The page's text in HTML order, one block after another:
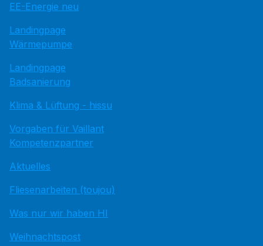
EE-Energie neu
Landingpage
Wärmepumpe
Landingpage
Badsanierung
Klima & Lüftung - hissu
Vorgaben für Vaillant
Kompetenzpartner
Aktuelles
Fliesenarbeiten (toujou)
Was nur wir haben HI
Weihnachtspost